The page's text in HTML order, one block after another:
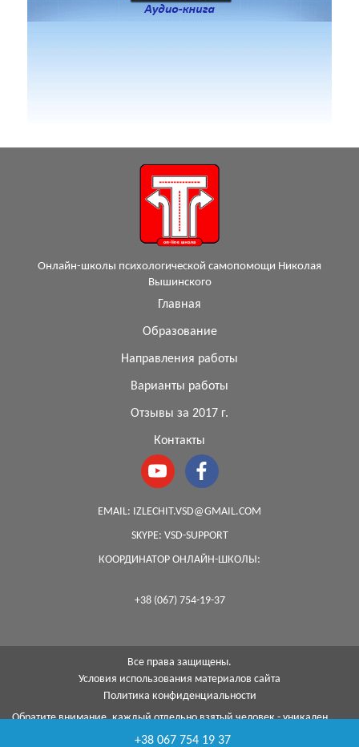
Онлайн-школы психологической самопомощи Николая
Вышинского
Главная
Образование
Направления работы
Варианты работы
Отзывы за 2017 г.
Контакты
EMAIL: IZLECHIT.VSD@GMAIL.COM
SKYPE: VSD-SUPPORT
КООРДИНАТОР ОНЛАЙН-ШКОЛЫ:
+38 (067) 754-19-37
Все права защищены.
Условия использования материалов сайта
Политика конфиденциальности
Обратите внимание, каждый отдельно взятый человек - уникален,
помощью моей методики я смогу помочь каждому...
+38 067 754 19 37